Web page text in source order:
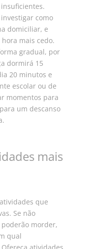
como
domiciliar, e
mais cedo.
gradual, por
dormirá 15
20 minutos e
escolar ou de
momentos para
um descanso
mais
que
Se não
morder,
qual